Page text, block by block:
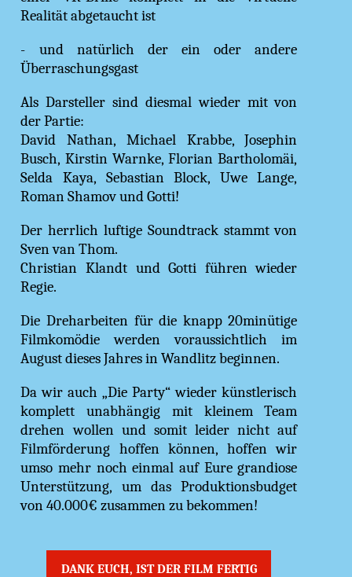
Realität abgetaucht ist
- und natürlich der ein oder andere
Überraschungsgast
Als Darsteller sind diesmal wieder mit von
der Partie:
David Nathan, Michael Krabbe, Josephin
Busch, Kirstin Warnke, Florian Bartholomäi,
Selda Kaya, Sebastian Block, Uwe Lange,
Roman Shamov und Gotti!
Der herrlich luftige Soundtrack stammt von
Sven van Thom.
Christian Klandt und Gotti führen wieder
Regie.
Die Dreharbeiten für die knapp 20minütige
Filmkomödie werden voraussichtlich im
August dieses Jahres in Wandlitz beginnen.
Da wir auch „Die Party“ wieder künstlerisch
komplett unabhängig mit kleinem Team
drehen wollen und somit leider nicht auf
Filmförderung hoffen können, hoffen wir
umso mehr noch einmal auf Eure grandiose
Unterstützung, um das Produktionsbudget
von 40.000€ zusammen zu bekommen!
DANK EUCH, IST DER FILM FERTIG